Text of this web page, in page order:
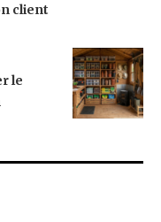
client
le